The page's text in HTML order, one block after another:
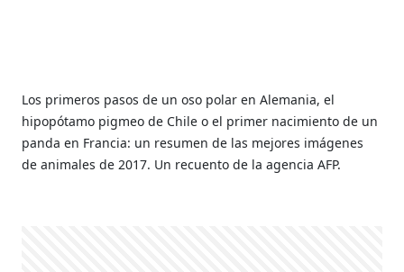
Los primeros pasos de un oso polar en Alemania, el
hipopótamo pigmeo de Chile o el primer nacimiento de un
panda en Francia: un resumen de las mejores imágenes
de animales de 2017. Un recuento de la agencia AFP.